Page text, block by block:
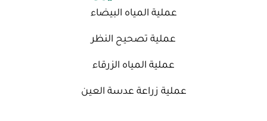
عملية المياه البيضاء
عملية تصحيح النظر
عملية المياه الزرقاء
عملية زراعة عدسة العين